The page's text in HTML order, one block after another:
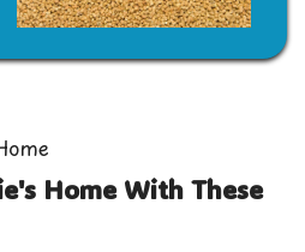
Home With These